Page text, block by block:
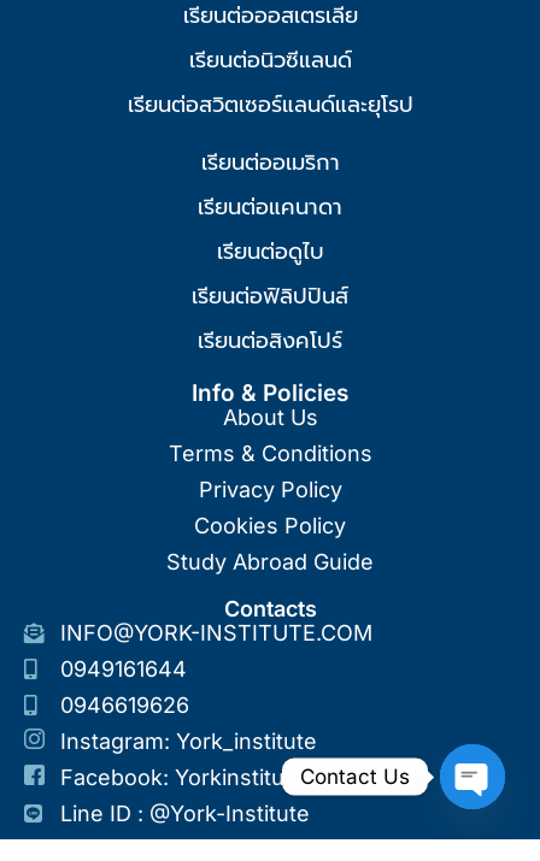
เรียนต่อออสเตรเลีย
เรียนต่อนิวซีแลนด์
เรียนต่อสวิตเซอร์แลนด์และยุโรป
เรียนต่ออเมริกา
เรียนต่อแคนาดา
เรียนต่อดูไบ
เรียนต่อฟิลิปปินส์
เรียนต่อสิงคโปร์
Info & Policies
About Us
Terms & Conditions
Privacy Policy
Cookies Policy
Study Abroad Guide
Contacts
INFO@YORK-INSTITUTE.COM
0949161644
0946619626
Instagram: York_institute
Facebook: Yorkinstitute
Line ID : @york-Institute
Contact Us